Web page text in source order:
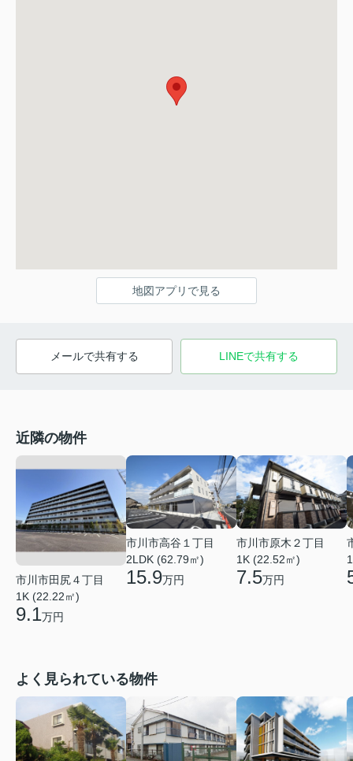
地図アプリで見る
メールで共有する LINEで共有する
近隣の物件
市川市田尻４丁目
1K (22.22㎡)
9.1万円
市川市高谷１丁目
2LDK (62.79㎡)
15.9万円
市川市原木２丁目
1K (22.52㎡)
7.5万円
よく見られている物件